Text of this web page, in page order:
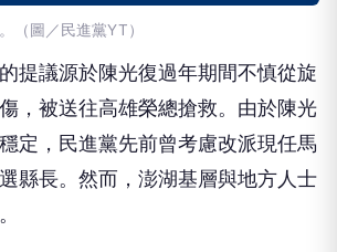
（圖／民進黨YT）
提議源於陳光復過年期間不慎從旋
，被送往高雄榮總搶救。由於陳光
定，民進黨先前曾考慮改派現任馬
縣長。然而，澎湖基層與地方人士